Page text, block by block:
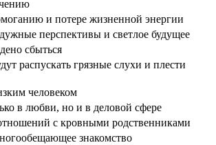
и потере жизненной энергии
перспективы и светлое будущее
сбыться
распускать грязные слухи и плести
человеком
в любви, но и в деловой сфере
с кровными родственниками
знакомство